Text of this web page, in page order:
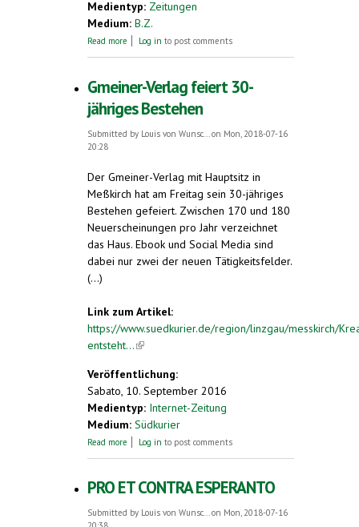
Medientyp: Zeitungen
Medium: B.Z.
Read more about Ein Mann der Sprache schweigt für
Log in to post comments
Gmeiner-Verlag feiert 30-
jähriges Bestehen
Submitted by Louis von Wunsc...
on Mon, 2018-07-16
20:28
Der Gmeiner-Verlag mit Hauptsitz in
Meßkirch hat am Freitag sein 30-jähriges
Bestehen gefeiert. Zwischen 170 und 180
Neuerscheinungen pro Jahr verzeichnet
das Haus. Ebook und Social Media sind
dabei nur zwei der neuen Tätigkeitsfelder.
(...)
Link zum Artikel:
https://www.suedkurier.de/region/linzgau/messkirch/
entsteht...(link is external)
Veröffentlichung:
Sabato, 10. September 2016
Medientyp: Internet-Zeitung
Medium: Südkurier
Read more about Gmeiner-Verlag feiert 30-jähriges
Log in to post comments
PRO ET CONTRA ESPERANTO
Submitted by Louis von Wunsc...on Mon, 2018-07-16